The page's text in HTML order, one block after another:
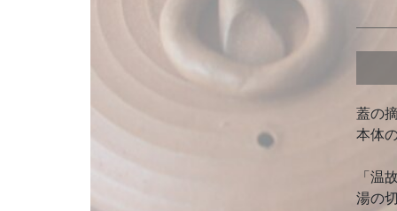
蓋の
本体
「温
湯の